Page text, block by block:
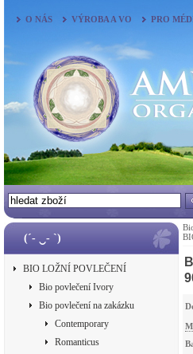
O NÁS VÝROBA A VO PRO
(´- ‿- `)
BIO LOŽNÍ POVLEČENÍ
Bio povlečení Ivory
Bio povlečení na zakázku
Contemporary
Romanticus